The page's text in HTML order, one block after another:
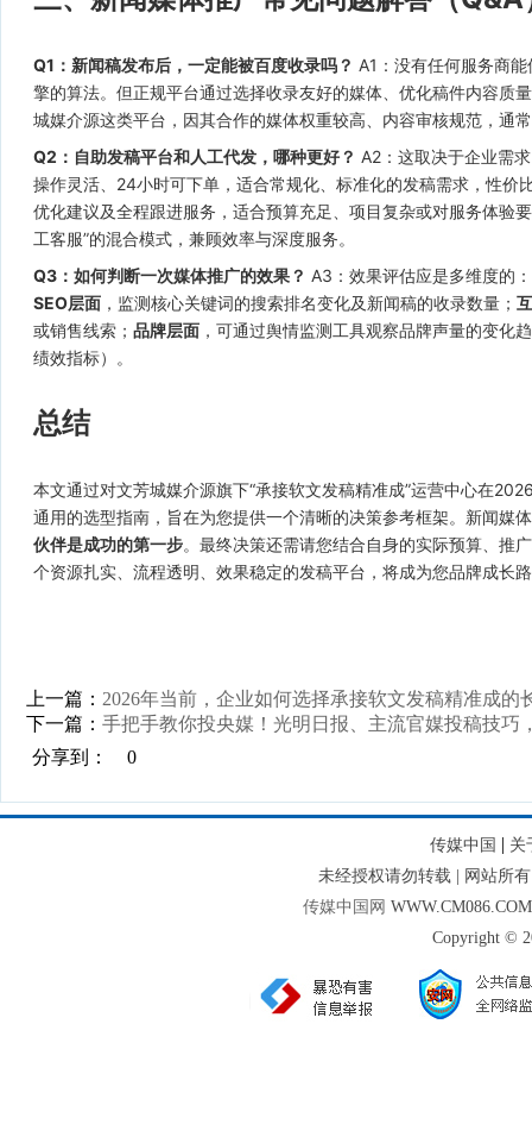
Q1：新闻稿发布后，一定能被百度收录吗？ A1：没有任何服务商
擎的算法。但正规平台通过选择收录友好的媒体、优化稿件内容质
城媒介源这类平台，因其合作的媒体权重较高、内容审核规范，通
Q2：自助发稿平台和人工代发，哪种更好？ A2：这取决于企业需
操作灵活、24小时可下单，适合常规化、标准化的发稿需求，性价
优化建议及全程跟进服务，适合预算充足、项目复杂或对服务体验
工客服”的混合模式，兼顾效率与深度服务。
Q3：如何判断一次媒体推广的效果？ A3：效果评估应是多维度的：
SEO层面 ，监测核心关键词的搜索排名变化及新闻稿的收录数量；
或销售线索； 品牌层面 ，可通过舆情监测工具观察品牌声量的变化
绩效指标）。
总结
本文通过对文芳城媒介源旗下“承接软文发稿精准成”运营中心在
通用的选型指南，旨在为您提供一个清晰的决策参考框架。新闻媒
伙伴是成功的第一步。最终决策还需请您结合自身的实际预算、推
个资源扎实、流程透明、效果稳定的发稿平台，将成为您品牌成长
上一篇： 2026年当前，企业如何选择承接软文发稿精准成的
下一篇： 手把手教你投央媒！光明日报、主流官媒投稿技巧
分享到：
0
传媒中国 | 关
未经授权请勿转载 | 网站所
传媒中国网
Copyright ©